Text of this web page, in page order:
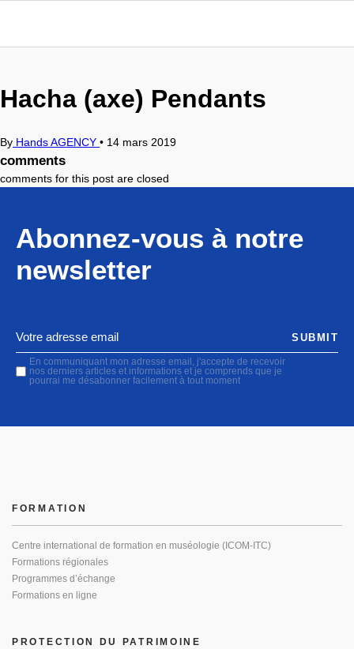
Hacha (axe) Pendants
By Hands AGENCY • 14 mars 2019
comments
comments for this post are closed
Abonnez-vous à notre
newsletter
En communiquant mon adresse email, j'accepte de recevoir
nos derniers articles et informations et je comprends que je
pourrai me désabonner facilement à tout moment
SUBMIT
PROTECTION DU PATRIMOINE
FORMATION
Centre international de formation en muséologie (ICOM-ITC)
Formations régionales
Programmes d’échange
Formations en ligne